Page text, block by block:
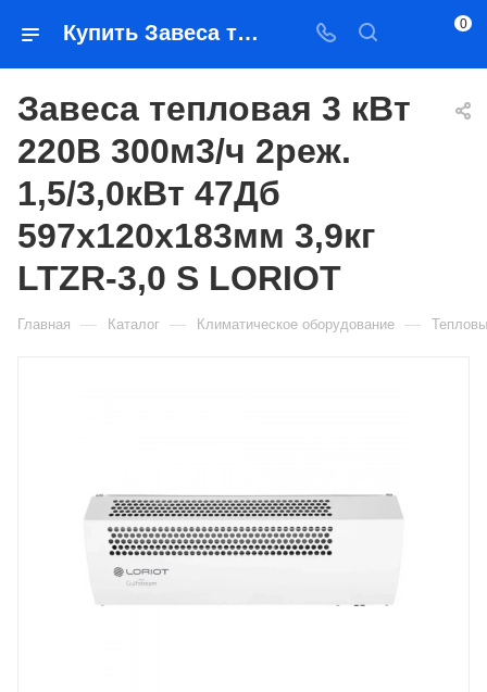
Купить Завеса тепловая 3 кВт 220В 300м3/ч 2реж. 1,5/3,0кВт 47Дб 597х120х183мм 3,9кг LTZR-3,0 S LORIOT в Якутске — цена, характеристики, подбор | Востоктехторг 0
Завеса тепловая 3 кВт
220В 300м3/ч 2реж.
1,5/3,0кВт 47Дб
597х120х183мм 3,9кг
LTZR-3,0 S LORIOT
Главная — Каталог — Климатическое оборудование —